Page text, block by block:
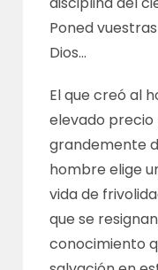
Poned
Dios…
El que creó al
elevado precio
grandemente
hombre elige
vida de
que se
conocimiento